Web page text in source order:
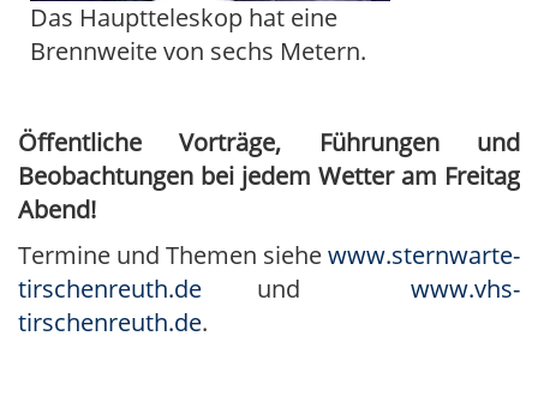
Das Hauptteleskop hat eine
Brennweite von sechs Metern.
Öffentliche Vorträge, Führungen und
Beobachtungen bei jedem Wetter am Freitag
Abend!
Termine und Themen siehewww.sternwarte-
tirschenreuth.de und www.vhs-
tirschenreuth.de.